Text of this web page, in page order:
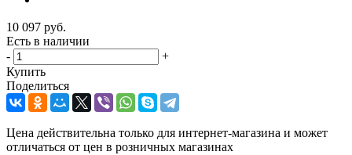
10 097 руб.
Есть в наличии
-
+
Купить
Поделиться
Цена действительна только для интернет-магазина и может
отличаться от цен в розничных магазинах